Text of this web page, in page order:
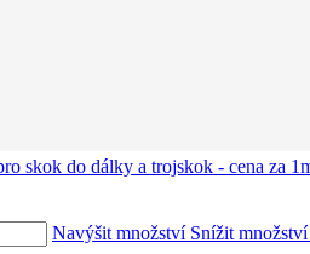
skok do dálky a trojskok - cena za
Navýšit množství Snížit